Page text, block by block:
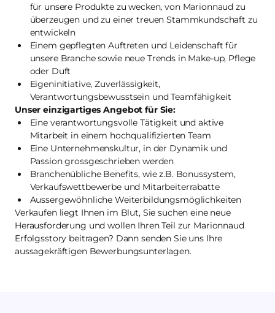
für unsere Produkte zu wecken, von Marionnaud zu
überzeugen und zu einer treuen Stammkundschaft zu
entwickeln
Einem gepflegten Auftreten und Leidenschaft für
unsere Branche sowie neue Trends in Make-up, Pflege
oder Duft
Eigeninitiative, Zuverlässigkeit,
Verantwortungsbewusstsein und Teamfähigkeit
Unser einzigartiges Angebot für Sie:
Eine verantwortungsvolle Tätigkeit und aktive
Mitarbeit in einem hochqualifizierten Team
Eine Unternehmenskultur, in der Dynamik und
Passion grossgeschrieben werden
Branchenübliche Benefits, wie z.B. Bonussystem,
Verkaufswettbewerbe und Mitarbeiterrabatte
Aussergewöhnliche Weiterbildungsmöglichkeiten
Verkaufen liegt Ihnen im Blut, Sie suchen eine neue
Herausforderung und wollen Ihren Teil zur Marionnaud
Erfolgsstory beitragen? Dann senden Sie uns Ihre
aussagekräftigen Bewerbungsunterlagen.